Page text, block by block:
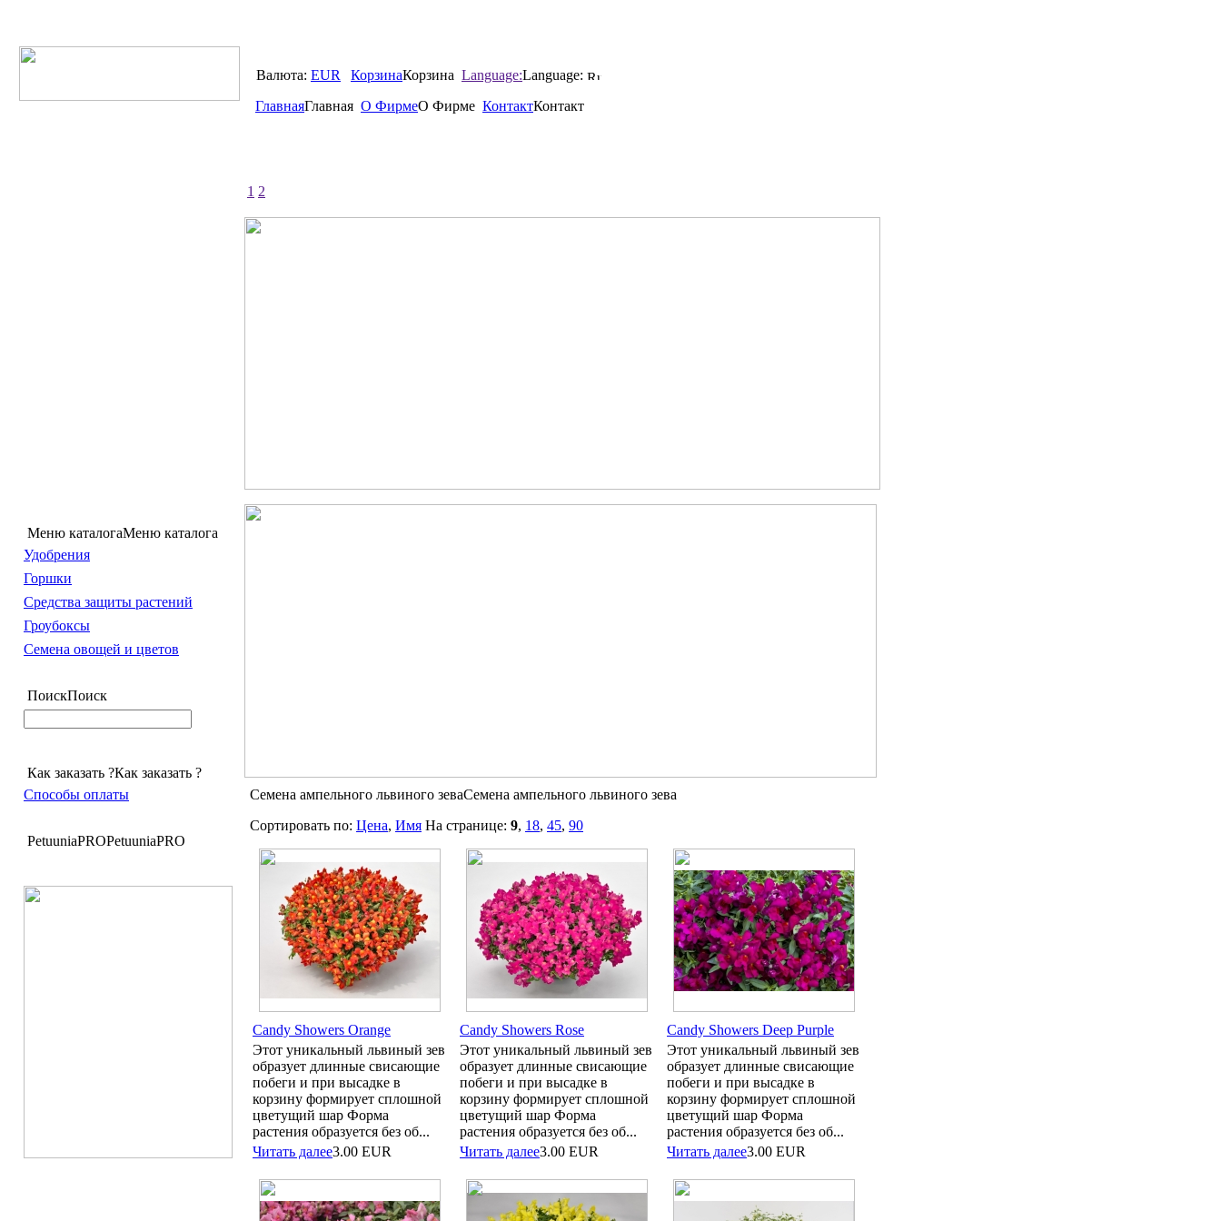
Валюта: EUR КорзинаКорзина Language:Language:
ГлавнаяГлавная О ФирмеО Фирме КонтактКонтакт
Меню каталогаМеню каталога
Удобрения
Горшки
Средства защиты растений
Гроубоксы
Семена овощей и цветов
ПоискПоиск
Как заказать ?Как заказать ?
Способы оплаты
PetuuniaPROPetuuniaPRO
1 2
Семена ампельного львиного зеваСемена ампельного львиного зева
Сортировать по: Цена, Имя На странице: 9, 18, 45, 90
Candy Showers Orange
Этот уникальный львиный зев
образует длинные свисающие
побеги и при высадке в
корзину формирует сплошной
цветущий шар Форма
растения образуется без об...
Читать далее3.00 EUR
Candy Showers Rose
Этот уникальный львиный зев
образует длинные свисающие
побеги и при высадке в
корзину формирует сплошной
цветущий шар Форма
растения образуется без об...
Читать далее3.00 EUR
Candy Showers Deep Purple
Этот уникальный львиный зев
образует длинные свисающие
побеги и при высадке в
корзину формирует сплошной
цветущий шар Форма
растения образуется без об...
Читать далее3.00 EUR